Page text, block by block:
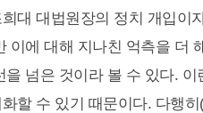
대 대법원장의 정치 개입이
이에 대해 지나친 억측을 더
을 넘은 것이라 볼 수 있다.
할 수 있기 때문이다. 다행